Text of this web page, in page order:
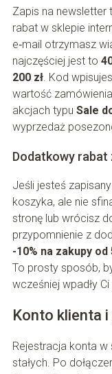
Zapis na
rabat w sklepie
e‑mail otrzymasz
najczęściej jest to
200 zł. Kod
wartość
akcjach typu Sale
wyprzedaż
Dodatkowy rabat
Jeśli jesteś
koszyka, ale nie
stronę lub wrócisz
przypomnienie z
-10% na zakupy od
To prosty sposób,
wcześniej wpadły
Konto klienta
Rejestracja konta
stałych. Po